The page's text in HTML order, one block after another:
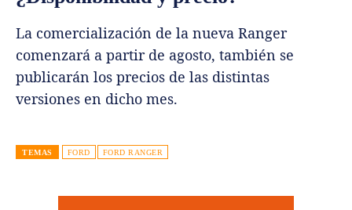
La comercialización de la nueva Ranger
comenzará a partir de agosto, también se
publicarán los precios de las distintas
versiones en dicho mes.
TEMAS FORD FORD RANGER